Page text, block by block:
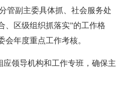
管副主委具体抓、社会服务处
、区级组织抓落实”的工作格
会年度重点工作考核。
应领导机构和工作专班，确保主